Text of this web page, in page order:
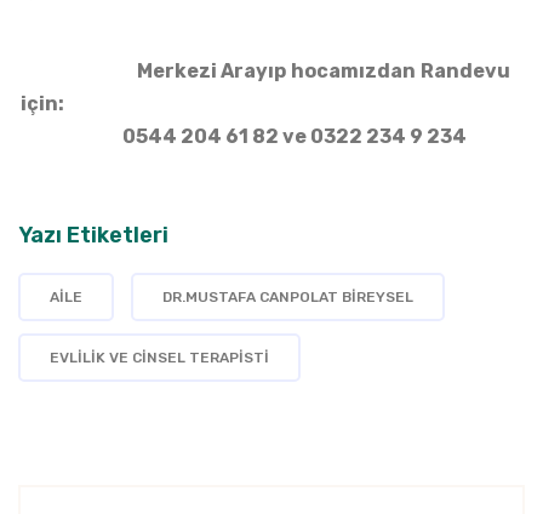
Merkezi Arayıp hocamızdan Randevu
için:
0544 204 61 82 ve 0322 234 9 234
Yazı Etiketleri
AILE DR.MUSTAFA CANPOLAT BIREYSEL
EVLILIK VE CINSEL TERAPISTI